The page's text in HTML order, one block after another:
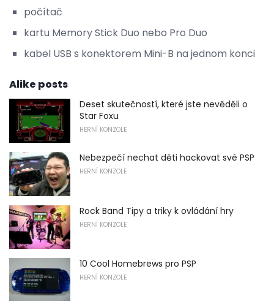
počítač
kartu Memory Stick Duo nebo Pro Duo
kabel USB s konektorem Mini-B na jednom konci
Alike posts
Deset skutečností, které jste nevěděli o
Star Foxu
HERNÍ KONZOLE
Nebezpečí nechat děti hackovat své PSP
HERNÍ KONZOLE
Rock Band Tipy a triky k ovládání hry
HERNÍ KONZOLE
10 Cool Homebrews pro PSP
HERNÍ KONZOLE